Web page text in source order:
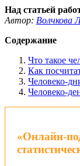
Над статьей
Автор: Волчкова
Содержание
Что такое
Как
Человеко-
Человеко-
«Онлайн-